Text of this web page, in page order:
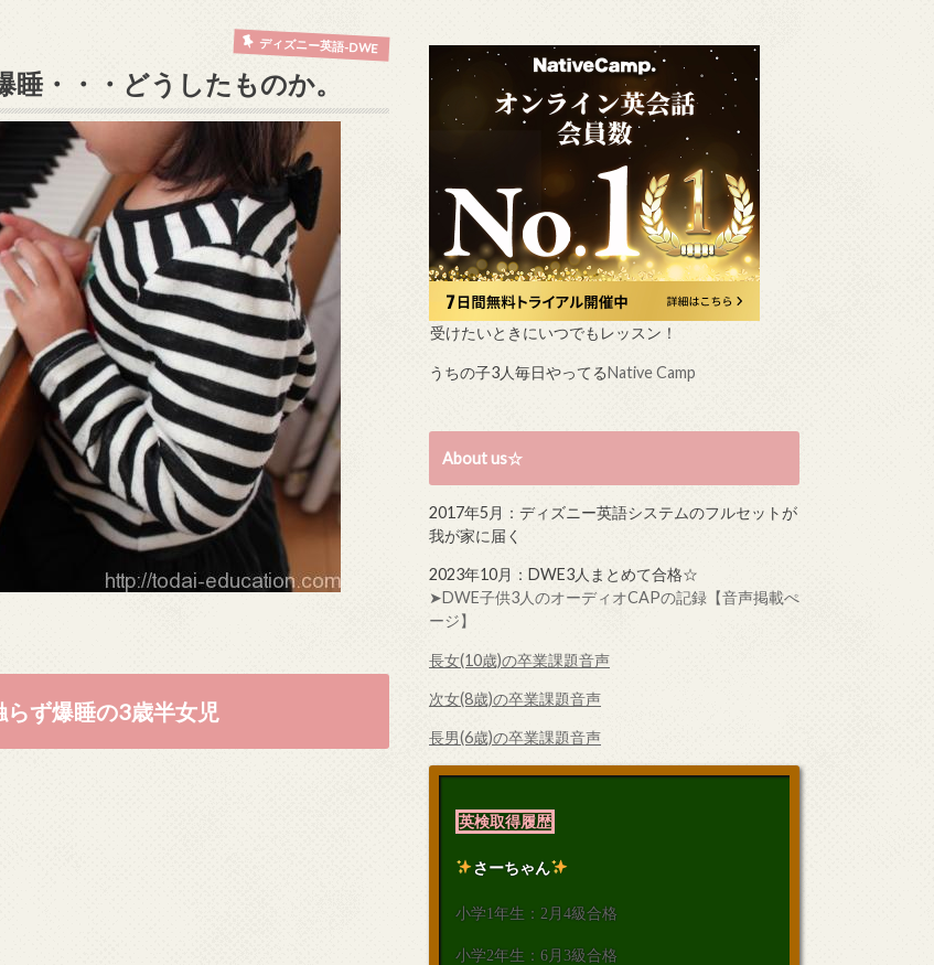
ディズニー英語-DWE
・・・どうしたものか。
ず爆睡の3歳半女児
受けたいときにいつでもレッスン！
うちの子3人毎日やってるNative Camp
About us☆
2017年5月：ディズニー英語システムのフルセットが
我が家に届く
2023年10月：DWE3人まとめて合格☆
➤DWE子供3人のオーディオCAPの記録【音声掲載ぺ
ージ】
長女(10歳)の卒業課題音声
次女(8歳)の卒業課題音声
長男(6歳)の卒業課題音声
英検取得履歴
さーちゃん
小学1年生：2月4級合格
小学2年生：6月3級合格